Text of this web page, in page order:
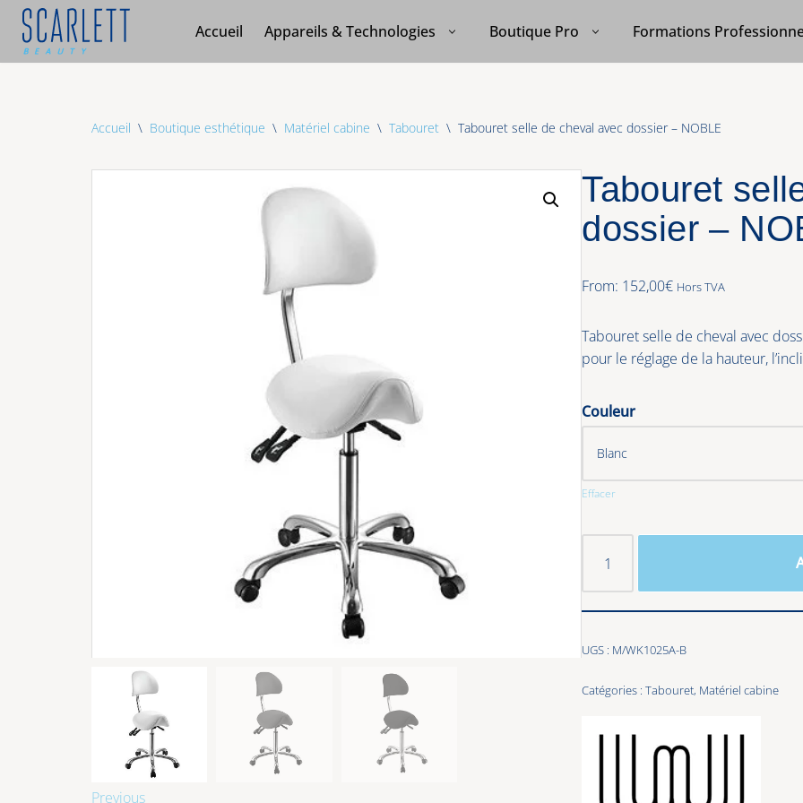
Aller
Accueil Appareils & Technologies Boutique Pro Formations
Accueil \ Boutique esthétique \ Matériel cabine \ Tabouret \ Tabouret selle de cheval avec dossier – NOBLE
Previous
Tabouret
dossier –
From: 152,00€ Hors TVA
Tabouret selle de cheval avec
pour le réglage de la hauteur,
Couleur
Effacer
UGS : M/WK1025A-B
Catégories :Tabouret, Matériel cabine